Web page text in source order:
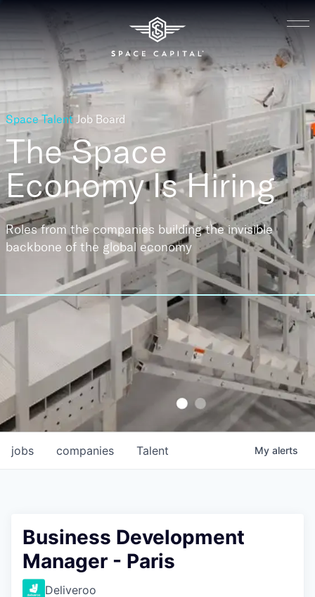
Space Talent Job Board
The Space
EconomyIs Hiring
Roles from the companies building the invisible
backbone of the global economy
jobs companies Talent My alerts
Business Development
Manager - Paris
Deliveroo